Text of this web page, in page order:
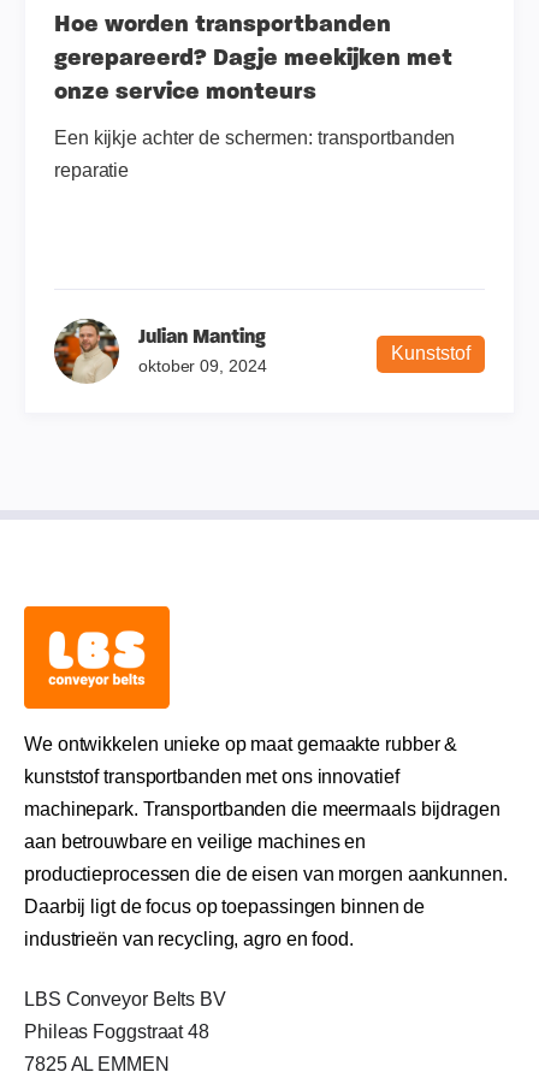
Hoe worden transportbanden
gerepareerd? Dagje meekijken met
onze service monteurs
Een kijkje achter de schermen: transportbanden
reparatie
Julian Manting
oktober 09, 2024
Kunststof
We ontwikkelen unieke op maat gemaakte rubber &
kunststof transportbanden met ons innovatief
machinepark. Transportbanden die meermaals bijdragen
aan betrouwbare en veilige machines en
productieprocessen die de eisen van morgen aankunnen.
Daarbij ligt de focus op toepassingen binnen de
industrieën van recycling, agro en food.
LBS Conveyor Belts BV
Phileas Foggstraat 48
7825 AL EMMEN